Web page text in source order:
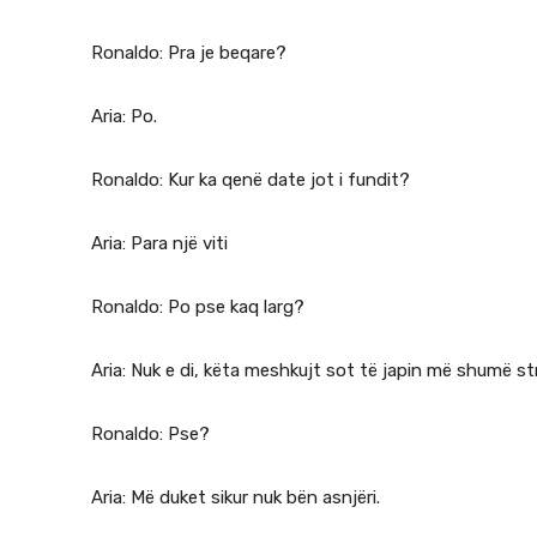
Ronaldo: Pra je beqare?
Aria: Po.
Ronaldo: Kur ka qenë date jot i fundit?
Aria: Para një viti
Ronaldo: Po pse kaq larg?
Aria: Nuk e di, këta meshkujt sot të japin më shumë
Ronaldo: Pse?
Aria: Më duket sikur nuk bën asnjëri.